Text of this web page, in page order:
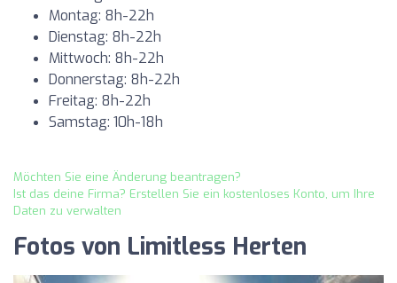
Montag: 8h-22h
Dienstag: 8h-22h
Mittwoch: 8h-22h
Donnerstag: 8h-22h
Freitag: 8h-22h
Samstag: 10h-18h
Möchten Sie eine Änderung beantragen?
Ist das deine Firma? Erstellen Sie ein kostenloses Konto, um Ihre
Daten zu verwalten
Fotos von Limitless Herten